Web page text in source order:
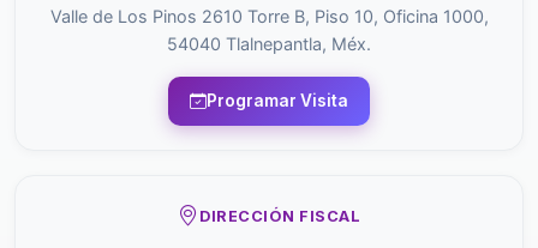
Valle de Los Pinos 2610 Torre B, Piso 10, Oficina 1000,
54040 Tlalnepantla, Méx.
Programar Visita
DIRECCIÓN FISCAL